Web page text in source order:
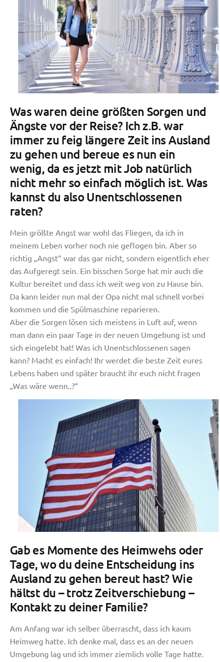
Was waren deine größten Sorgen und
Ängste vor der Reise? Ich z.B. war
immer zu feig längere Zeit ins Ausland
zu gehen und bereue es nun ein
wenig, da es jetzt mit Job natürlich
nicht mehr so einfach möglich ist. Was
kannst du also Unentschlossenen
raten?
Mein größte Angst war wohl das Fliegen, da ich in
meinem Leben vorher noch nie geflogen bin. Aber so
richtig „Angst“ war das gar nicht, sondern eigentlich eher
das Aufgeregt sein. Ein bisschen Sorge hat mir auch die
Kultur bereitet und dass ich weit weg von zu Hause bin.
Da kann leider nun mal der Opa nicht mal schnell vorbei
kommen und die Spülmaschine reparieren.
Aber die Sorgen lösen sich meistens in Luft auf, wenn
man dann ein paar Tage in der neuen Umgebung ist und
sich eingelebt hat! Was ich Unentschlossenen sagen
kann? Macht es einfach! Ihr werdet die beste Zeit eures
Lebens haben und später braucht ihr euch nicht fragen
„Was wäre wenn..?“
Gab es Momente des Heimwehs oder
Tage, wo du deine Entscheidung ins
Ausland zu gehen bereut hast? Wie
hältst du – trotz Zeitverschiebung –
Kontakt zu deiner Familie?
Am Anfang war ich selber überrascht, dass ich kaum
Heimweg hatte. Ich denke mal, dass es an der neuen
Umgebung lag und ich immer ziemlich volle Tage hatte.